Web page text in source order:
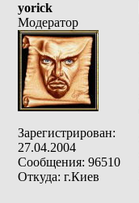
yorick
Модератор
Зарегистрирован:
27.04.2004
Сообщения: 96510
Откуда: г.Киев